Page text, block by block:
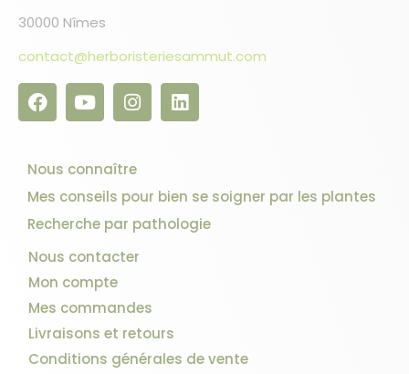
30000 Nîmes
contact@herboristeriesammut.com
Nous connaître
Mes conseils pour bien se soigner par les plantes
Recherche par pathologie
Nous contacter
Mon compte
Mes commandes
Livraisons et retours
Conditions générales de vente